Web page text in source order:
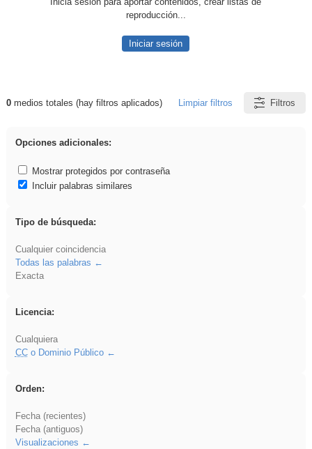
reproducción...
Iniciar sesión
Resultados de: platillos
0medios totales (hay filtros aplicados) Limpiar filtros Filtros
Opciones adicionales:
Mostrar protegidos por contraseña
Incluir palabras similares
Tipo de búsqueda:
Cualquier coincidencia
Todas las palabras
Exacta
Licencia:
Cualquiera
CCo Dominio Público
Orden:
Fecha (recientes)
Fecha (antiguos)
Visualizaciones